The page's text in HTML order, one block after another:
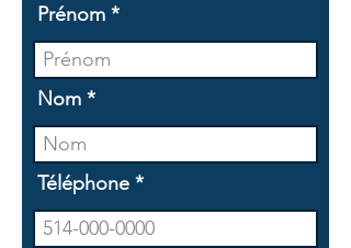
Prénom
Nom
Téléphone